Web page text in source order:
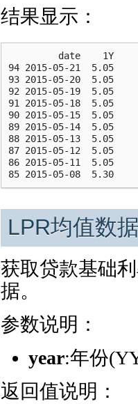
结果显示：
         date    1Y
94 2015-05-21  5.05
93 2015-05-20  5.05
92 2015-05-19  5.05
91 2015-05-18  5.05
90 2015-05-15  5.05
89 2015-05-14  5.05
88 2015-05-13  5.05
87 2015-05-12  5.05
86 2015-05-11  5.05
LPR均值数
获取贷款基础
据。
参数说明：
year:年份
返回值说明：